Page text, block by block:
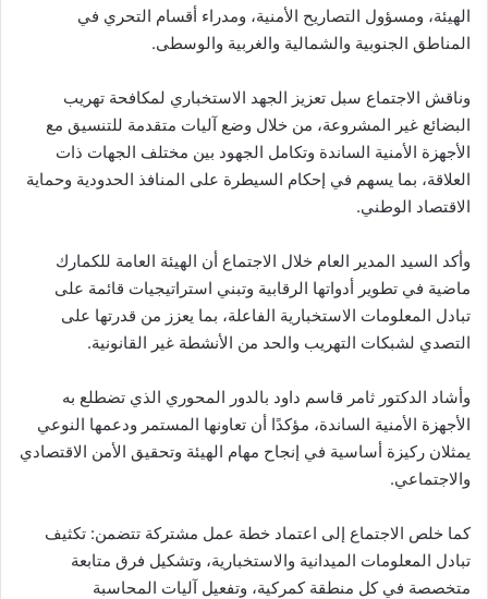
الهيئة، ومسؤول التصاريح الأمنية، ومدراء أقسام التحري في
المناطق الجنوبية والشمالية والغربية والوسطى.
وناقش الاجتماع سبل تعزيز الجهد الاستخباري لمكافحة تهريب
البضائع غير المشروعة، من خلال وضع آليات متقدمة للتنسيق مع
الأجهزة الأمنية الساندة وتكامل الجهود بين مختلف الجهات ذات
العلاقة، بما يسهم في إحكام السيطرة على المنافذ الحدودية وحماية
الاقتصاد الوطني.
وأكد السيد المدير العام خلال الاجتماع أن الهيئة العامة للكمارك
ماضية في تطوير أدواتها الرقابية وتبني استراتيجيات قائمة على
تبادل المعلومات الاستخبارية الفاعلة، بما يعزز من قدرتها على
التصدي لشبكات التهريب والحد من الأنشطة غير القانونية.
وأشاد الدكتور ثامر قاسم داود بالدور المحوري الذي تضطلع به
الأجهزة الأمنية الساندة، مؤكدًا أن تعاونها المستمر ودعمها النوعي
يمثلان ركيزة أساسية في إنجاح مهام الهيئة وتحقيق الأمن الاقتصادي
والاجتماعي.
كما خلص الاجتماع إلى اعتماد خطة عمل مشتركة تتضمن: تكثيف
تبادل المعلومات الميدانية والاستخبارية، وتشكيل فرق متابعة
متخصصة في كل منطقة كمركية، وتفعيل آليات المحاسبة